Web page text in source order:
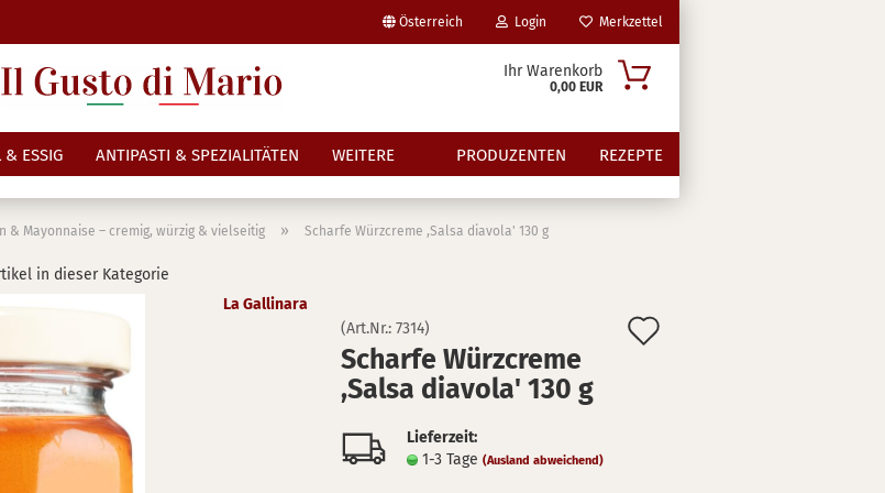
Österreich
Lieferland
Login
E-Mail
Passwort
Konto erstellen
Passwort vergessen?
Merkzettel
Ihr Warenkorb
0,00 EUR
& ESSIG ANTIPASTI & SPEZIALITÄTEN PRODUZENTEN REZEPTE
WEITERE
& Mayonnaise – cremig, würzig & vielseitig » Scharfe Würzcreme ,Salsa diavola' 130 g
in dieser Kategorie
La Gallinara
(Art.Nr.: 7314)
Schar­fe Würz­creme
,Salsa dia­vo­la' 130 g
Lieferzeit:
1-3 Tage (Ausland abweichend)